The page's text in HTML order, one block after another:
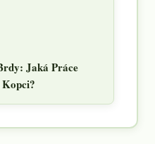
Jaká Práce